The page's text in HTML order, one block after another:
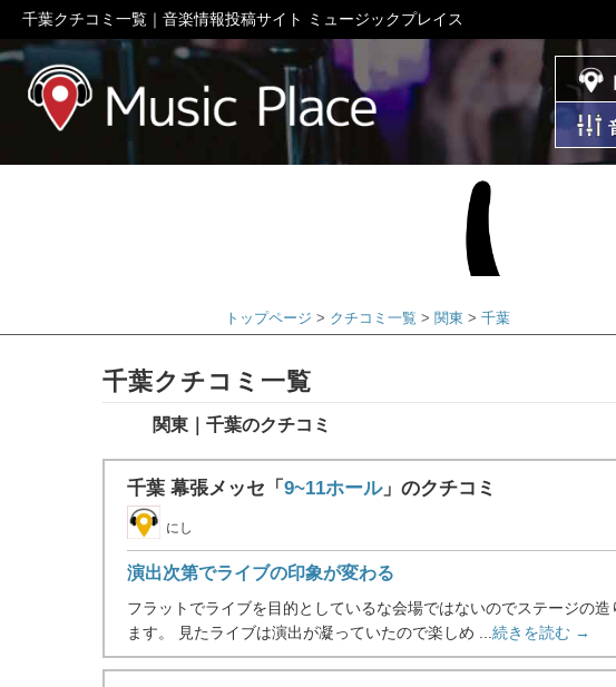
千葉クチコミ一覧｜音楽情報投稿サイト ミュージックプレイス
ミュージックプレイス
トップページ クチコミ一覧 関東 千葉
千葉クチコミ一覧
関東｜千葉のクチコミ
千葉 幕張メッセ「 9~11ホール」のクチコミ
にし
演出次第でライブの印象が変わる
フラットでライブを目的としているな会場ではないのでステージの
ます。 見たライブは演出が凝っていたので楽しめ ... 続きを読む →